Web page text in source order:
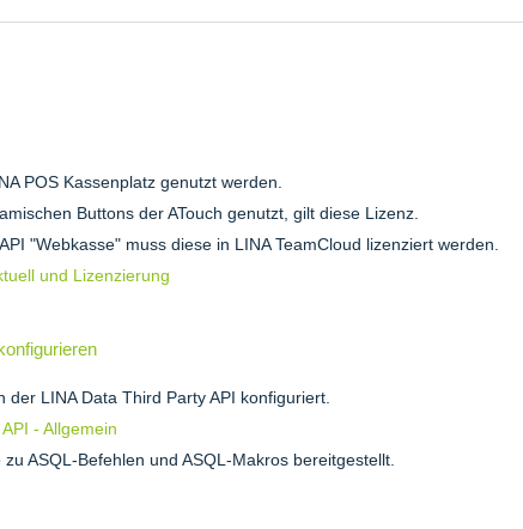
POS Kassenplatz genutzt werden.
Buttons der ATouch genutzt, gilt diese Lizenz.
"Webkasse" muss diese in LINA TeamCloud lizenziert werden.
und Lizenzierung
LINA Data Third Party API konfiguriert.
- Allgemein
ASQL-Befehlen und ASQL-Makros bereitgestellt.